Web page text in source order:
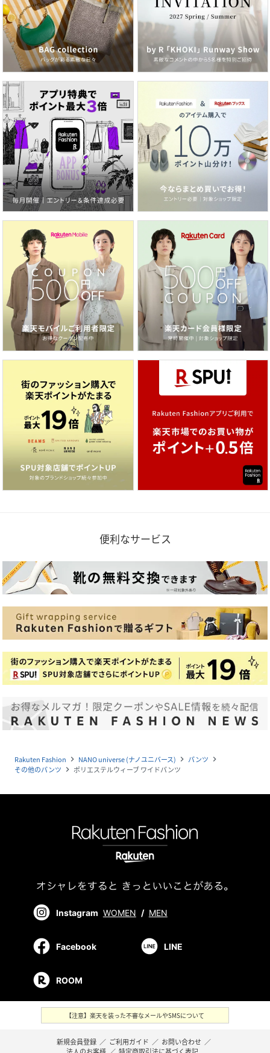
便利なサービス
Rakuten Fashion navigate_next NANO universe (ナノユニバース) navigate_next パンツ navigate_next
その他のパンツ navigate_next ポリエステルウィーブ ワイドパンツ
Instagram WOMEN / MEN
Facebook LINE
ROOM
【注意】楽天を装った不審なメールやSMSについて
新規会員登録 ／ ご利用ガイド ／ お問い合わせ ／